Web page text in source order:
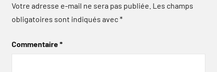
Votre adresse e-mail ne sera pas publiée. Les champs
obligatoires sont indiqués avec*
Commentaire*